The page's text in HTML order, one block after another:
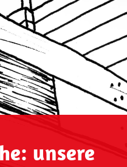
unsere